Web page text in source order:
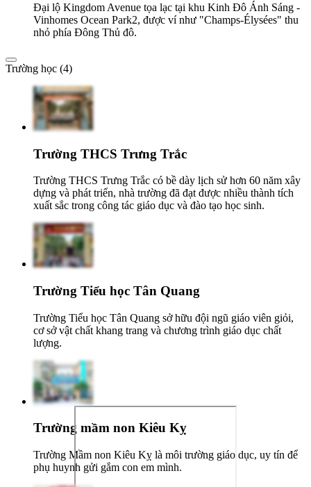
Đại lộ Kingdom Avenue tọa lạc tại khu Kinh Đô Ánh Sáng -
Vinhomes Ocean Park2, được ví như "Champs-Élysées" thu
nhỏ phía Đông Thủ đô.
Trường học (4)
Trường THCS Trưng Trắc
Trường THCS Trưng Trắc có bề dày lịch sử hơn 60 năm xây
dựng và phát triển, nhà trường đã đạt được nhiều thành tích
xuất sắc trong công tác giáo dục và đào tạo học sinh.
Trường Tiểu học Tân Quang
Trường Tiểu học Tân Quang sở hữu đội ngũ giáo viên giỏi,
cơ sở vật chất khang trang và chương trình giáo dục chất
lượng.
Trường mầm non Kiêu Kỵ
Trường Mầm non Kiêu Kỵ là môi trường giáo dục, uy tín để
phụ huynh gửi gắm con em mình.